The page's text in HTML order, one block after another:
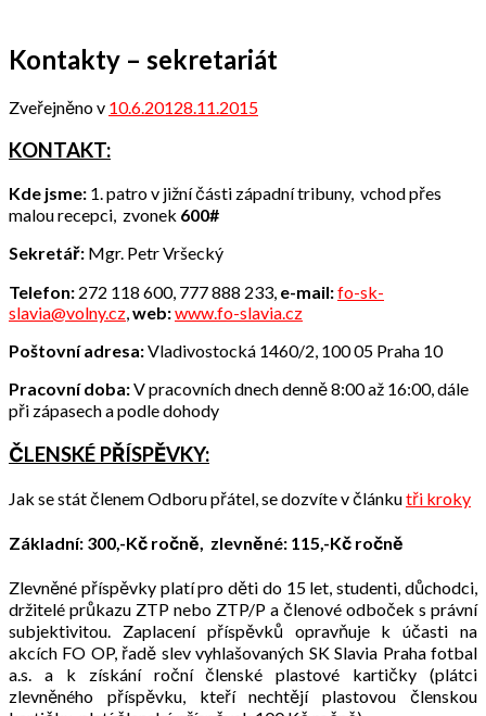
Kontakty – sekretariát
Zveřejněno v 10.6.20128.11.2015
KONTAKT:
Kde jsme: 1. patro v jižní části západní tribuny, vchod přes
malou recepci, zvonek 600#
Sekretář: Mgr. Petr Vršecký
Telefon: 272 118 600, 777 888 233, e-mail:fo-sk-
slavia@volny.cz,web:www.fo-slavia.cz
Poštovní adresa:Vladivostocká 1460/2, 100 05 Praha 10
Pracovní doba:V pracovních dnech denně 8:00 až 16:00, dále
při zápasech a podle dohody
ČLENSKÉ PŘÍSPĚVKY:
Jak se stát členem Odboru přátel, se dozvíte v článkutři kroky
Základní: 300,-Kč ročně, zlevněné: 115,-Kč ročně
Zlevněné příspěvky platí pro děti do 15 let, studenti, důchodci,
držitelé průkazu ZTP nebo ZTP/P a členové odboček s právní
subjektivitou. Zaplacení příspěvků opravňuje k účasti na
akcích FO OP, řadě slev vyhlašovaných SK Slavia Praha fotbal
a.s. a k získání roční členské plastové kartičky (plátci
zlevněného příspěvku, kteří nechtějí plastovou členskou